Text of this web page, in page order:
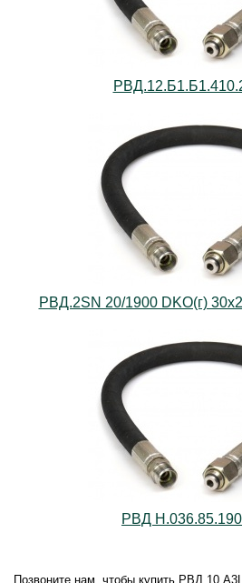
РВД.2SN 20/1900 DKO(г)
РВД
Позвоните нам, чтобы купить